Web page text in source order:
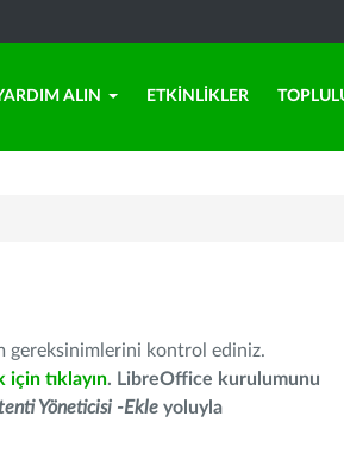
ALIN ETKINLIKLER
gereksinimlerini kontrol ediniz.
için tıklayın. LibreOffice kurulumunu
Yöneticisi -Ekle yoluyla